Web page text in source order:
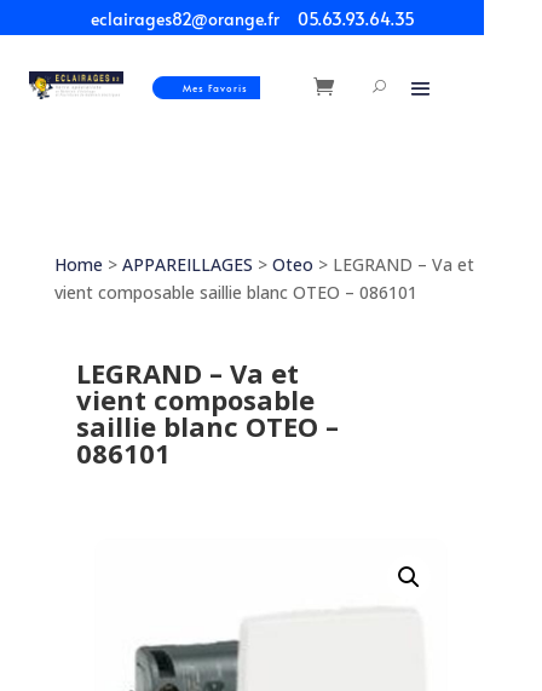
eclairages82@orange.fr 05.63.93.64.35
Mes Favoris
Home > APPAREILLAGES > Oteo > LEGRAND – Va et
vient composable saillie blanc OTEO – 086101
LEGRAND – Va et
vient composable
saillie blanc OTEO –
086101